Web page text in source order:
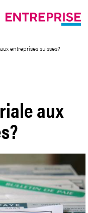
entreprises suisses?
aux